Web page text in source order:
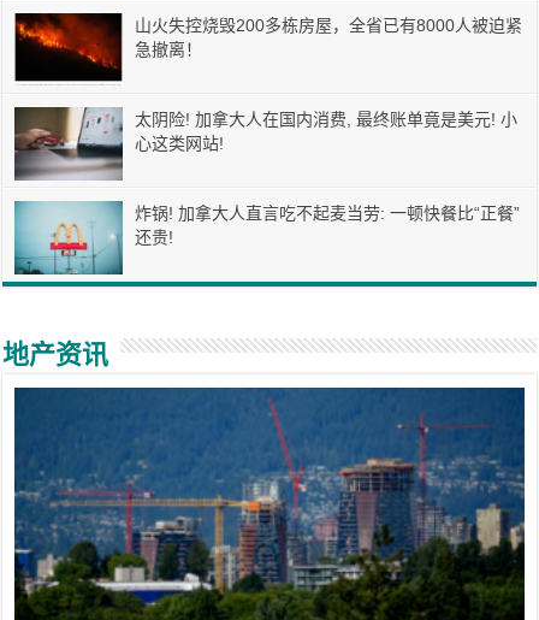
山火失控烧毁200多栋房屋，全省已有8000人被迫紧
急撤离！
太阴险! 加拿大人在国内消费, 最终账单竟是美元! 小
心这类网站!
炸锅! 加拿大人直言吃不起麦当劳: 一顿快餐比“正餐”
还贵!
地产资讯